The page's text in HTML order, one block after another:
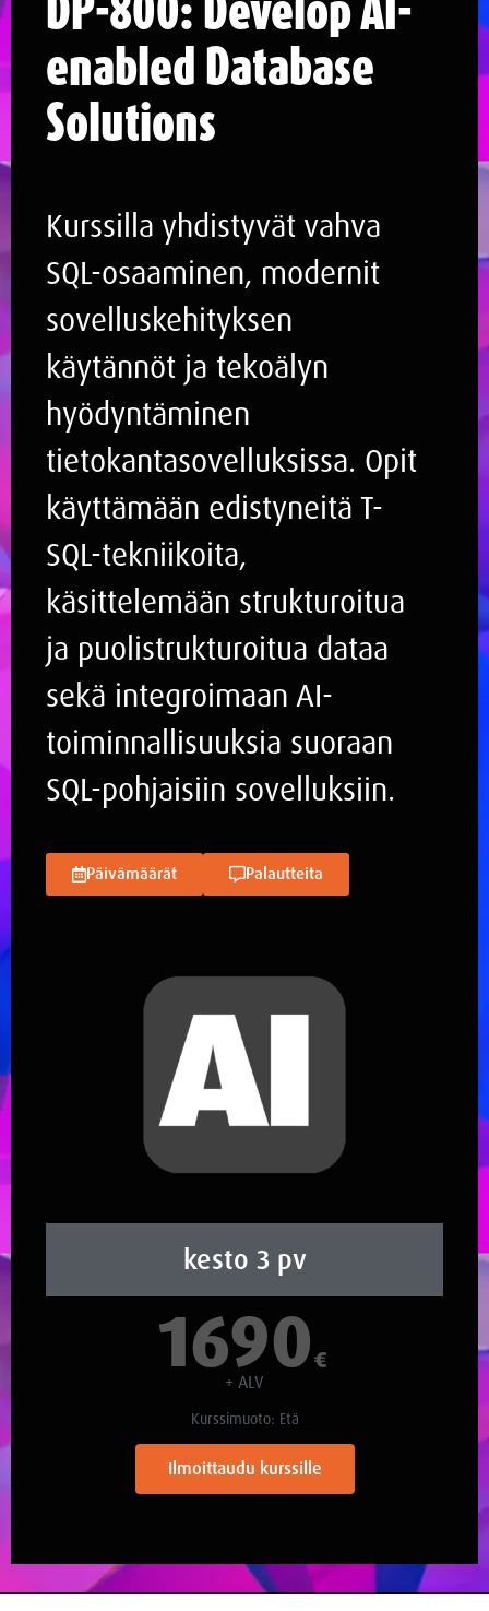
enabled Database
Solutions
Kurssilla yhdistyvät vahva
SQL-osaaminen, modernit
sovelluskehityksen
käytännöt ja tekoälyn
hyödyntäminen
tietokantasovelluksissa. Opit
käyttämään edistyneitä T-
SQL-tekniikoita,
käsittelemään strukturoitua
ja puolistrukturoitua dataa
sekä integroimaan AI-
toiminnallisuuksia suoraan
SQL-pohjaisiin sovelluksiin.
Päivämäärät Palautteita
kesto 3 pv
1690€
+ ALV
Kurssimuoto: Etä
Ilmoittaudu kurssille